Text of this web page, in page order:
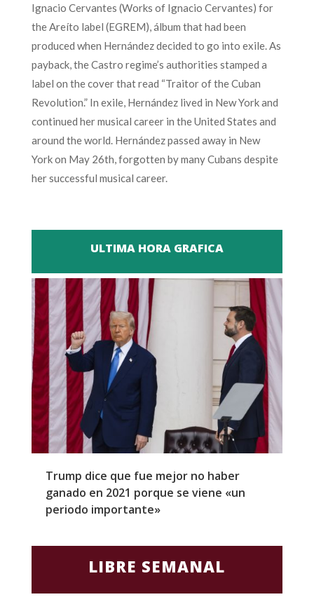
Ignacio Cervantes (Works of Ignacio Cervantes) for
the Areíto label (EGREM), álbum that had been
produced when Hernández decided to go into exile. As
payback, the Castro regime’s authorities stamped a
label on the cover that read “Traitor of the Cuban
Revolution.” In exile, Hernández lived in New York and
continued her musical career in the United States and
around the world. Hernández passed away in New
York on May 26th, forgotten by many Cubans despite
her successful musical career.
ULTIMA HORA GRAFICA
Trump dice que fue mejor no haber
ganado en 2021 porque se viene «un
periodo importante»
LIBRE SEMANAL